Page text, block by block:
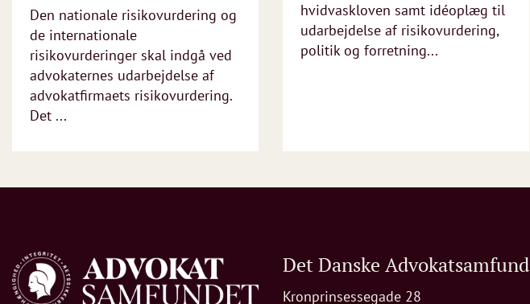
Den nationale risikovurdering og
de internationale
risikovurderinger skal indgå ved
advokaternes udarbejdelse af
advokatfirmaets risikovurdering.
Det ...
hvidvaskloven samt idéoplæg til
udarbejdelse af risikovurdering,
politik og forretning...
Det Danske Advokatsamfund
Kronprinsessegade 28